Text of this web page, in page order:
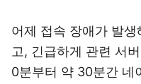
어제 접속 장애가 발
고, 긴급하게 관련 서
0분부터 약 30분간 네